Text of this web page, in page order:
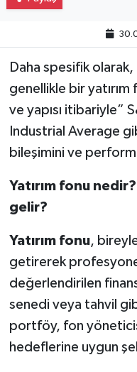
Daha spesifik
genellikle bir
ve yapısı itibariyle”
Industrial Average
bileşimini ve
Yatırım fonu
gelir?
Yatırım fonu,
getirerek
değerlendirilen
senedi veya tahvil
portföy, fon
hedeflerine uygun